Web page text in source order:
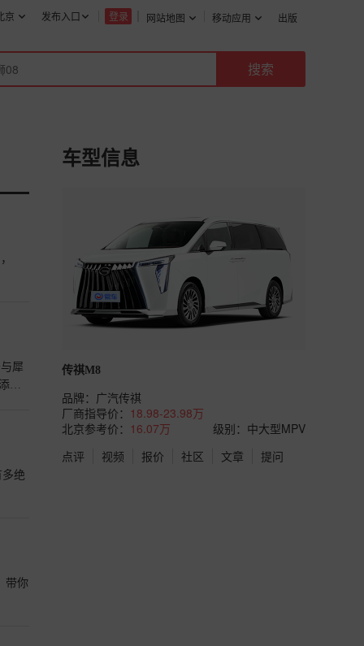
网站地图 移动应用 出版
登录
发布入口
京
犀
尊
绝
带你
车型信息
传祺M8
品牌： 广汽传祺
厂商指导价： 18.98-23.98万
北京参考价： 16.07万
级别：中大型MPV
点评
视频 报价 社区 文章 提问